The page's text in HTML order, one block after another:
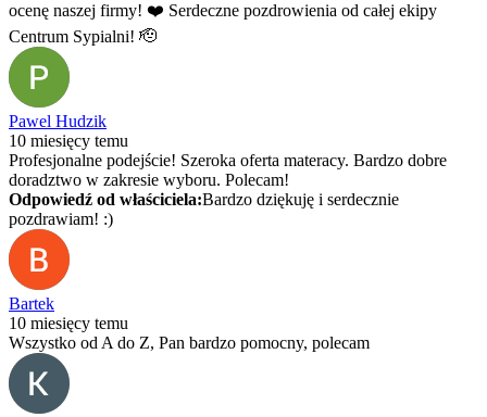
ocenę naszej firmy! ❤️ Serdeczne pozdrowienia od całej ekipy
Centrum Sypialni! 🫡
Pawel Hudzik
10 miesięcy temu
Profesjonalne podejście! Szeroka oferta materacy. Bardzo dobre
doradztwo w zakresie wyboru. Polecam!
Odpowiedź od właściciela:Bardzo dziękuję i serdecznie
pozdrawiam! :)
Bartek
10 miesięcy temu
Wszystko od A do Z, Pan bardzo pomocny, polecam